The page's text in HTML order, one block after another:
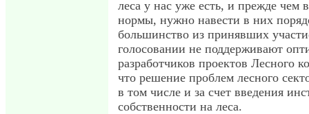
леса у нас уже есть, и прежде чем
нормы, нужно навести в них
большинство из принявших
голосовании не поддерживают
разработчиков проектов Лесного
что решение проблем лесного
в том числе и за счет введения
собственности на леса.